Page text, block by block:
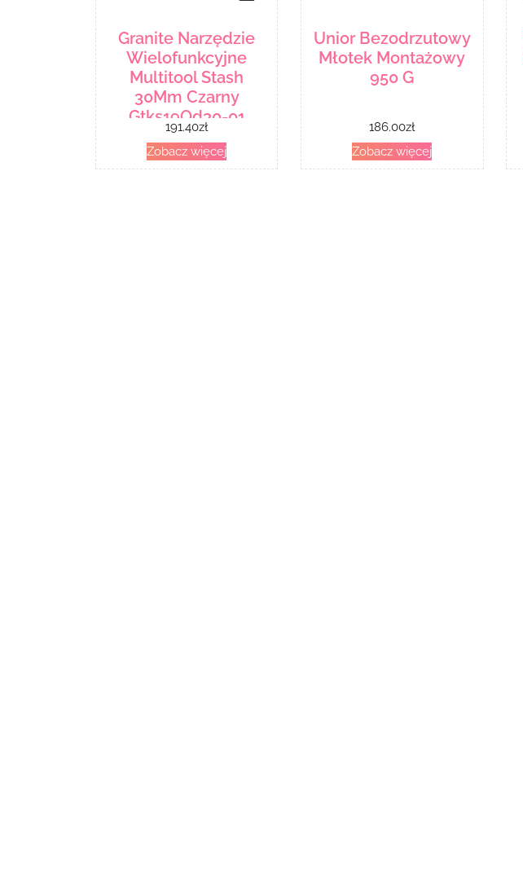
Granite Narzędzie
Wielofunkcyjne
Multitool Stash
30Mm Czarny
Gtks19Od30-01
191.40zł
Zobacz więcej
Unior Bezodrzutowy
Młotek Montażowy
950 G
186.00zł
Zobacz więcej